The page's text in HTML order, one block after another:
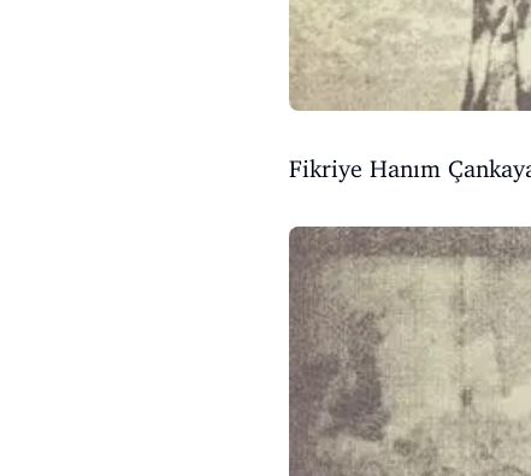
Fikriye Hanım